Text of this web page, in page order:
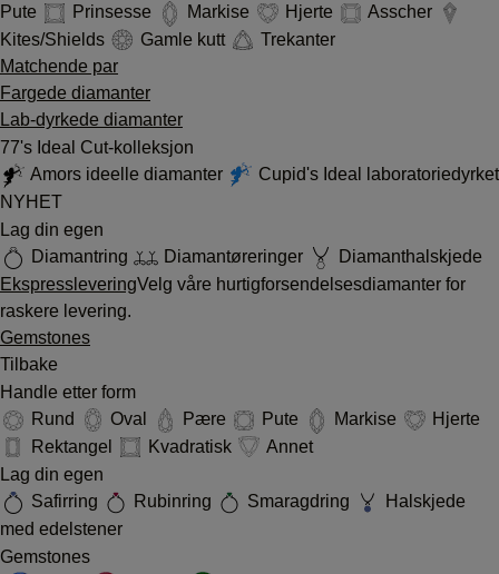
Pute
Prinsesse Markise Hjerte
Asscher
Kites/Shields
Gamle kutt
Trekanter
Matchende par
Fargede diamanter
Lab-dyrkede diamanter
77's Ideal Cut-kolleksjon
Amors ideelle diamanter
Cupid's Ideal laboratoriedyrket
NYHET
Lag din egen
Diamantring
Diamantøreringer
Diamanthalskjede
EkspressleveringVelg våre hurtigforsendelsesdiamanter for
raskere levering.
Gemstones
Tilbake
Handle etter form
Rund
Oval Pære Pute Markise
Hjerte
Rektangel
Kvadratisk
Annet
Lag din egen
Safirring
Rubinring Smaragdring
Halskjede
med edelstener
Gemstones